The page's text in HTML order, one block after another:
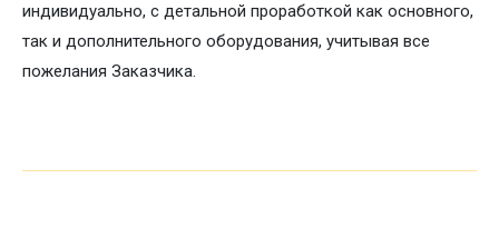
индивидуально, с детальной проработкой как основного,
так и дополнительного оборудования, учитывая все
пожелания Заказчика.